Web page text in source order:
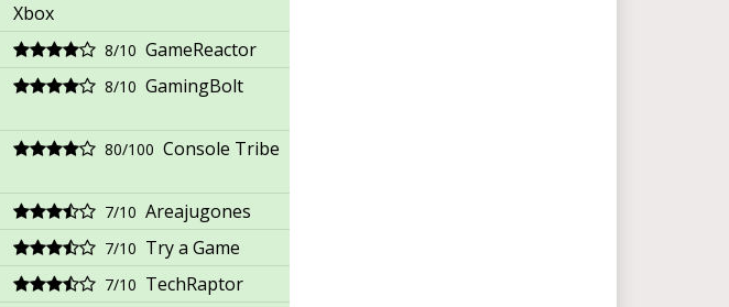
Xbox
8/10 GameReactor
8/10 GamingBolt
80/100 Console Tribe
7/10 Areajugones
7/10 Try a Game
7/10 TechRaptor